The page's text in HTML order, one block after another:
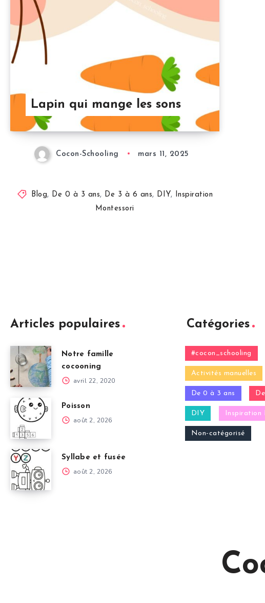
Lapin qui mange les sons
Cocon-Schooling mars 11, 2025
Blog, De 0 à 3 ans, De 3 à 6 ans, DIY,
Inspiration
Montessori
Articles populaires
Notre famille
cocooning
avril 22, 2020
Poisson
août 2, 2026
Syllabe et fusée
août 2, 2026
Catégories
#cocon_schooling
Activités manuelles
De 0 à 3 ans
DIY Inspiration
Non-catégorisé